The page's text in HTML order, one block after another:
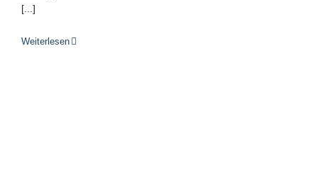
[...]
Weiterlesen